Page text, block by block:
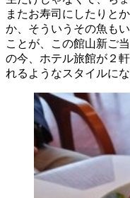
またお寿司にしたりと
か、そういうその魚も
ことが、この館山新ご
の今、ホテル旅館が２
れるようなスタイルに